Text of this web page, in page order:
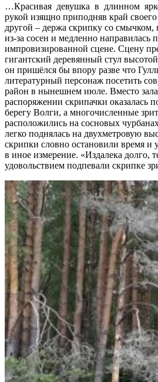
…Красивая девушка в длинном
рукой изящно приподняв край
другой – держа скрипку со смычком,
из-за сосен и медленно направилась
импровизированной сцене. Сцену
гигантский деревянный стул
он пришёлся бы впору разве что
литературный персонаж посетить
район в нынешнем июле. Вместо
распоряжении скрипачки оказалась
берегу Волги, а многочисленные
расположились на сосновых
легко поднялась на двухметровую
скрипки словно остановили время и
в иное измерение. «Издалека долго,
удовольствием подпевали скрипке